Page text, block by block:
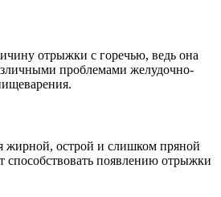
отрыжки с горечью, ведь она
проблемами желудочно-
жирной, острой и слишком пряной
способствовать появлению отрыжки